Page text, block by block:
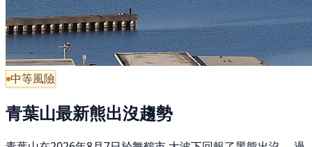
中等風險
青葉山最新熊出沒趨勢